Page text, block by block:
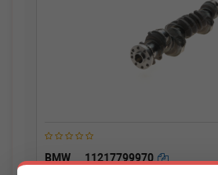
BMW 11217799970